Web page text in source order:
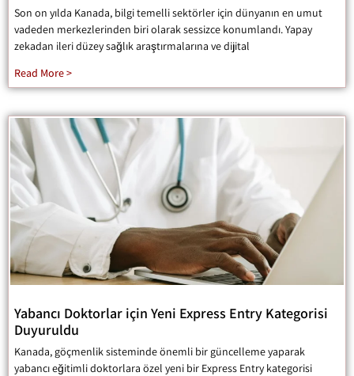
Son on yılda Kanada, bilgi temelli sektörler için dünyanın en umut
vadeden merkezlerinden biri olarak sessizce konumlandı. Yapay
zekadan ileri düzey sağlık araştırmalarına ve dijital
Read More >
Yabancı Doktorlar için Yeni Express Entry Kategorisi
Duyuruldu
Kanada, göçmenlik sisteminde önemli bir güncelleme yaparak
yabancı eğitimli doktorlara özel yeni bir Express Entry kategorisi